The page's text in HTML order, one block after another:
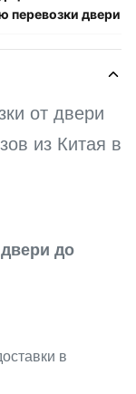
перевозки двери
от двери
из Китая в
до
в